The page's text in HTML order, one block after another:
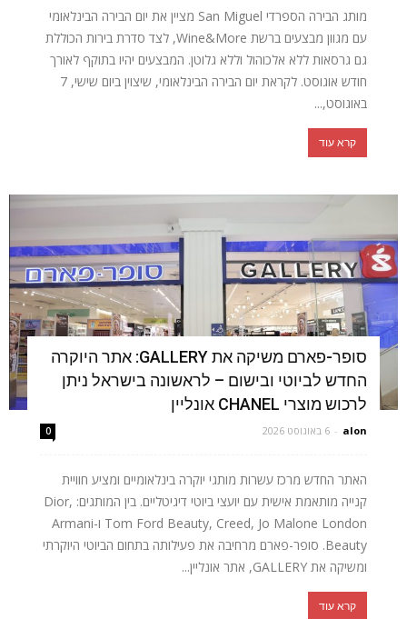
מותג הבירה הספרדי San Miguel מציין את יום הבירה הבינלאומי
עם מגוון מבצעים ברשת Wine&More, לצד סדרת בירות הכוללת
גם גרסאות ללא אלכוהול וללא גלוטן. המבצעים יהיו בתוקף לאורך
חודש אוגוסט. לקראת יום הבירה הבינלאומי, שיצוין ביום שישי, 7
באוגוסט,...
קרא עוד
סופר-פארם משיקה את GALLERY: אתר היוקרה
החדש לביוטי ובישום – לראשונה בישראל ניתן
לרכוש מוצרי CHANEL אונליין
alon
- 6 באוגוסט 2026 0
האתר החדש מרכז עשרות מותגי יוקרה בינלאומיים ומציע חוויית
קנייה מותאמת אישית עם יועצי ביוטי דיגיטליים. בין המותגים: Dior,
Tom Ford Beauty, Creed, Jo Malone London ו-Armani
Beauty. סופר-פארם מרחיבה את פעילותה בתחום הביוטי היוקרתי
ומשיקה את GALLERY, אתר אונליין...
קרא עוד